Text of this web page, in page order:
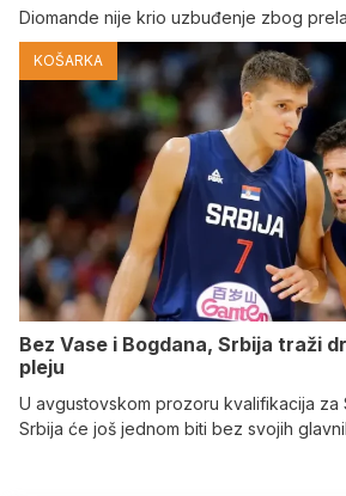
Diomande nije krio uzbuđenje zbog
KOŠARKA
Bez Vase i Bogdana, Srbija traži
pleju
U avgustovskom prozoru kvalifikacija za
Srbija će još jednom biti bez svojih